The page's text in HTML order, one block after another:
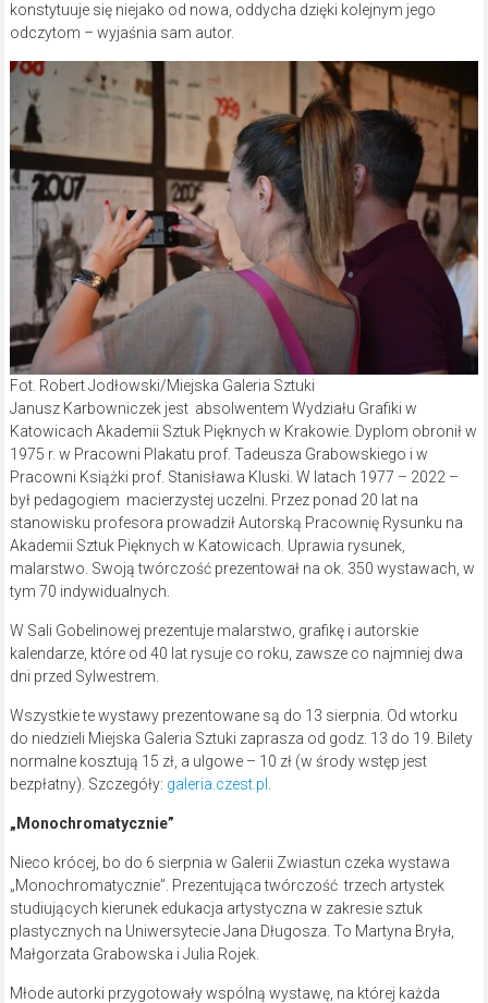
konstytuuje się niejako od nowa, oddycha dzięki kolejnym jego
odczytom – wyjaśnia sam autor.
Fot. Robert Jodłowski/Miejska Galeria Sztuki
Janusz Karbowniczek jest absolwentem Wydziału Grafiki w
Katowicach Akademii Sztuk Pięknych w Krakowie. Dyplom obronił w
1975 r. w Pracowni Plakatu prof. Tadeusza Grabowskiego i w
Pracowni Książki prof. Stanisława Kluski. W latach 1977 – 2022 –
był pedagogiem macierzystej uczelni. Przez ponad 20 lat na
stanowisku profesora prowadził Autorską Pracownię Rysunku na
Akademii Sztuk Pięknych w Katowicach. Uprawia rysunek,
malarstwo. Swoją twórczość prezentował na ok. 350 wystawach, w
tym 70 indywidualnych.
W Sali Gobelinowej prezentuje malarstwo, grafikę i autorskie
kalendarze, które od 40 lat rysuje co roku, zawsze co najmniej dwa
dni przed Sylwestrem.
Wszystkie te wystawy prezentowane są do 13 sierpnia. Od wtorku
do niedzieli Miejska Galeria Sztuki zaprasza od godz. 13 do 19. Bilety
normalne kosztują 15 zł, a ulgowe – 10 zł (w środy wstęp jest
bezpłatny). Szczegóły: galeria.czest.pl
„Monochromatycznie”
Nieco krócej, bo do 6 sierpnia w Galerii Zwiastun czeka wystawa
„Monochromatycznie”. Prezentująca twórczość trzech artystek
studiujących kierunek edukacja artystyczna w zakresie sztuk
plastycznych na Uniwersytecie Jana Długosza. To Martyna Bryła,
Małgorzata Grabowska i Julia Rojek.
Młode autorki przygotowały wspólną wystawę, na której każda